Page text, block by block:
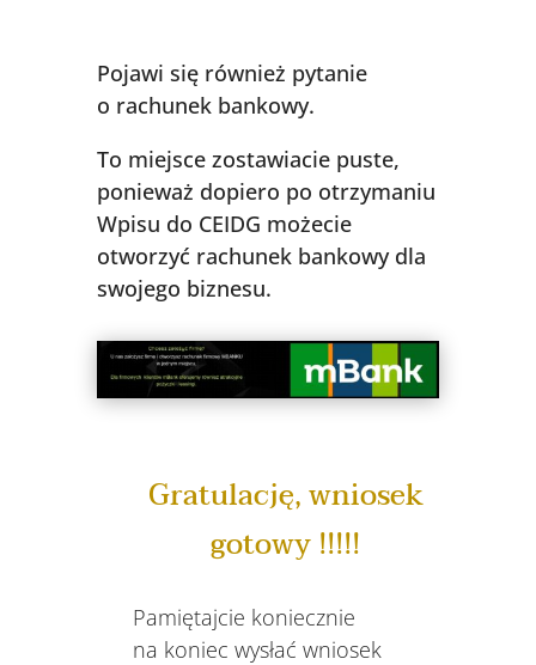
Pojawi się również pytanie
o rachunek bankowy.
To miejsce zostawiacie puste,
ponieważ dopiero po otrzymaniu
Wpisu do CEIDG możecie
otworzyć rachunek bankowy dla
swojego biznesu.
Gratulację, wniosek
gotowy !!!!!
Pamiętajcie koniecznie
na koniec wysłać wniosek